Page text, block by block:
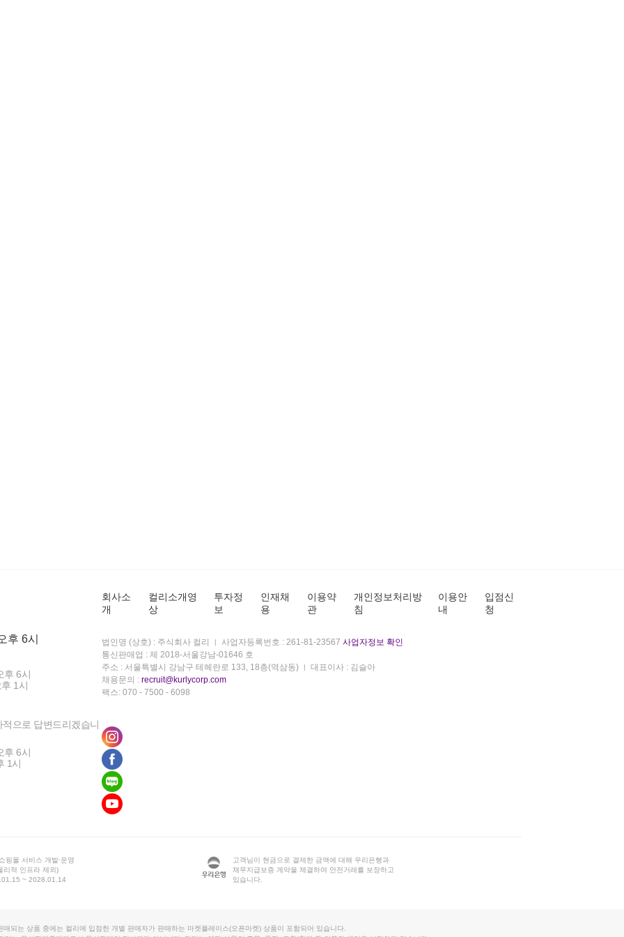
후 6시
후 6시
1시
으로 답변드리겠습니
후 6시
1시
회사소
개
컬리소개영
상
투자정
보
인재채
용
이용약
관
개인정보처리방
침
이용안
내
입점신
청
법인명 (상호) : 주식회사 컬리 사업자등록번호 : 261-81-23567 사업자정보 확인
통신판매업 : 제 2018-서울강남-01646 호
주소 : 서울특별시 강남구 테헤란로 133, 18층(역삼동)
대표이사 : 김슬아
채용문의 : recruit@kurlycorp.com
팩스: 070 - 7500 - 6098
핑몰 서비스 개발·운영
리적 인프라 제외)
~ 2028.01.14
고객님이 현금으로 결제한 금액에 대해 우리은행과
채무지급보증 계약을 체결하여 안전거래를 보장하고
있습니다.
매되는 상품 중에는 컬리에 입점한 개별 판매자가 판매하는 마켓플레이스(오픈마켓) 상품이 포함되어 있습니다.